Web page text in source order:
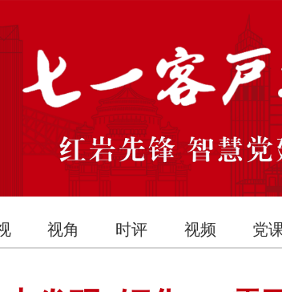
视角 时评 视频 党